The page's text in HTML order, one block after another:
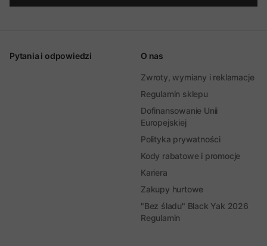
Pytania i odpowiedzi O nas
Zwroty, wymiany i reklamacje
Regulamin sklepu
Dofinansowanie Unii
Europejskiej
Polityka prywatności
Kody rabatowe i promocje
Kariera
Zakupy hurtowe
"Bez śladu" Black Yak 2026
Regulamin